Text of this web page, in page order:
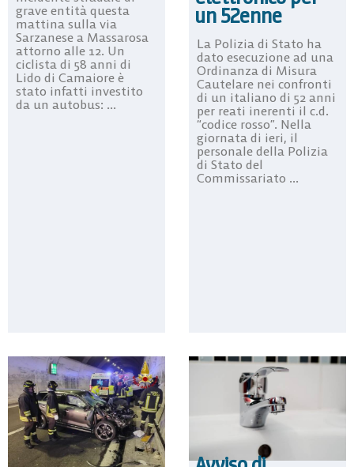
grave entità questa
mattina sulla via
Sarzanese a Massarosa
attorno alle 12. Un
ciclista di 58 anni di
Lido di Camaiore è
stato infatti investito
da un autobus: ...
un 52enne
La Polizia di Stato ha
dato esecuzione ad una
Ordinanza di Misura
Cautelare nei confronti
di un italiano di 52 anni
per reati inerenti il c.d.
“codice rosso”. Nella
giornata di ieri, il
personale della Polizia
di Stato del
Commissariato ...